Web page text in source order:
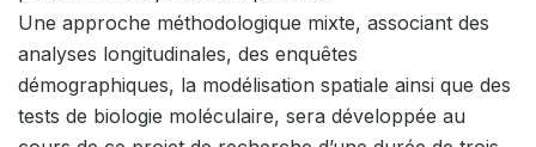
Une approche méthodologique mixte, associant des
analyses longitudinales, des enquêtes
démographiques, la modélisation spatiale ainsi que des
tests de biologie moléculaire, sera développée au